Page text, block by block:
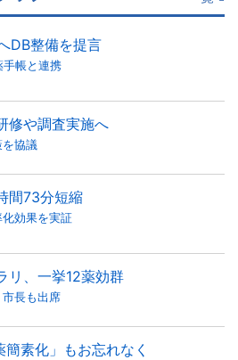
DB整備を提言
手帳と連携
修や調査実施へ
協議
間73分短縮
効果を実証
リ、一挙12薬効群
長も出席
素化」もお忘れなく